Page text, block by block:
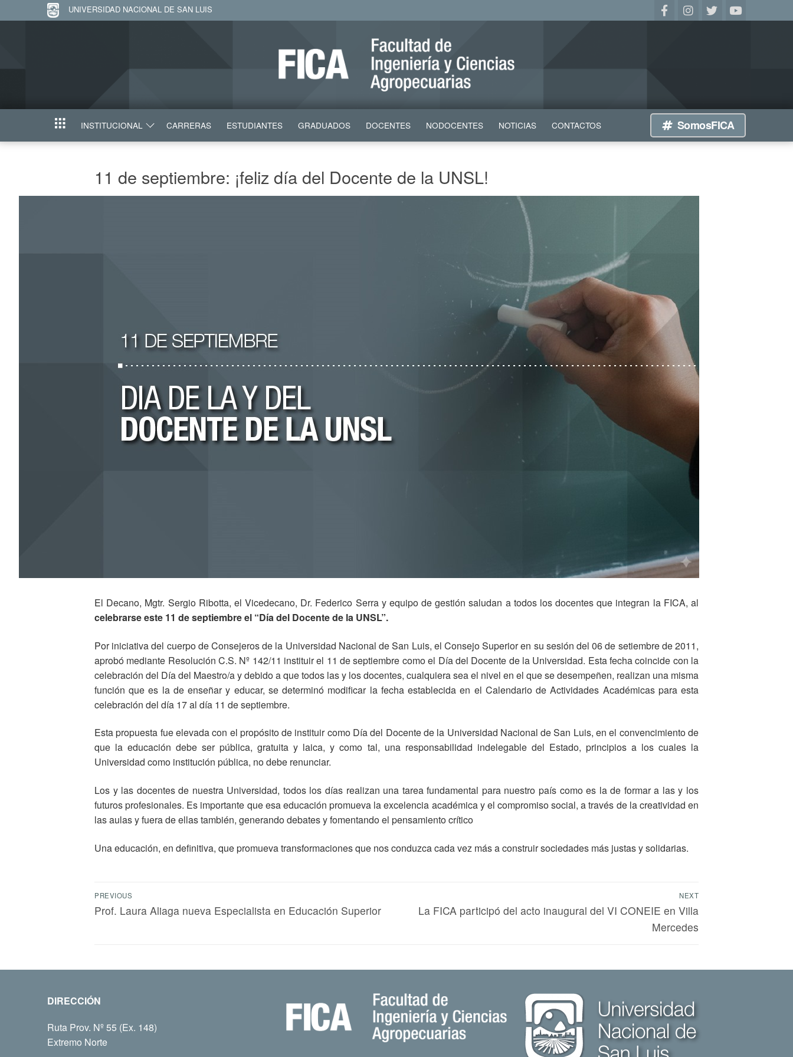
UNIVERSIDAD NACIONAL DE SAN LUIS
INICIO INSTITUCIONAL CARRERAS ESTUDIANTES GRADUADOS DOCENTES NODOCENTES NOTICIAS CONTACTOS SomosFICA
11 de septiembre: ¡feliz día del Docente de la UNSL!
El Decano, Mgtr. Sergio Ribotta, el Vicedecano, Dr. Federico Serra y equipo de gestión saludan a todos los docentes que integran la FICA, al
celebrarse este 11 de septiembre el “Día del Docente de la UNSL”.
Por iniciativa del cuerpo de Consejeros de la Universidad Nacional de San Luis, el Consejo Superior en su sesión del 06 de setiembre de 2011,
aprobó mediante Resolución C.S. Nº 142/11 instituir el 11 de septiembre como el Día del Docente de la Universidad. Esta fecha coincide con la
celebración del Día del Maestro/a y debido a que todos las y los docentes, cualquiera sea el nivel en el que se desempeñen, realizan una misma
función que es la de enseñar y educar, se determinó modificar la fecha establecida en el Calendario de Actividades Académicas para esta
celebración del día 17 al día 11 de septiembre.
Esta propuesta fue elevada con el propósito de instituir como Día del Docente de la Universidad Nacional de San Luis, en el convencimiento de
que la educación debe ser pública, gratuita y laica, y como tal, una responsabilidad indelegable del Estado, principios a los cuales la
Universidad como institución pública, no debe renunciar.
Los y las docentes de nuestra Universidad, todos los días realizan una tarea fundamental para nuestro país como es la de formar a las y los
futuros profesionales. Es importante que esa educación promueva la excelencia académica y el compromiso social, a través de la creatividad en
las aulas y fuera de ellas también, generando debates y fomentando el pensamiento crítico
Una educación, en definitiva, que promueva transformaciones que nos conduzca cada vez más a construir sociedades más justas y solidarias.
PREVIOUS
Prof. Laura Aliaga nueva Especialista en Educación Superior
NEXT
La FICA participó del acto inaugural del VI CONEIE en Villa
Mercedes
DIRECCIÓN
Ruta Prov. Nº 55 (Ex. 148)
Extremo Norte